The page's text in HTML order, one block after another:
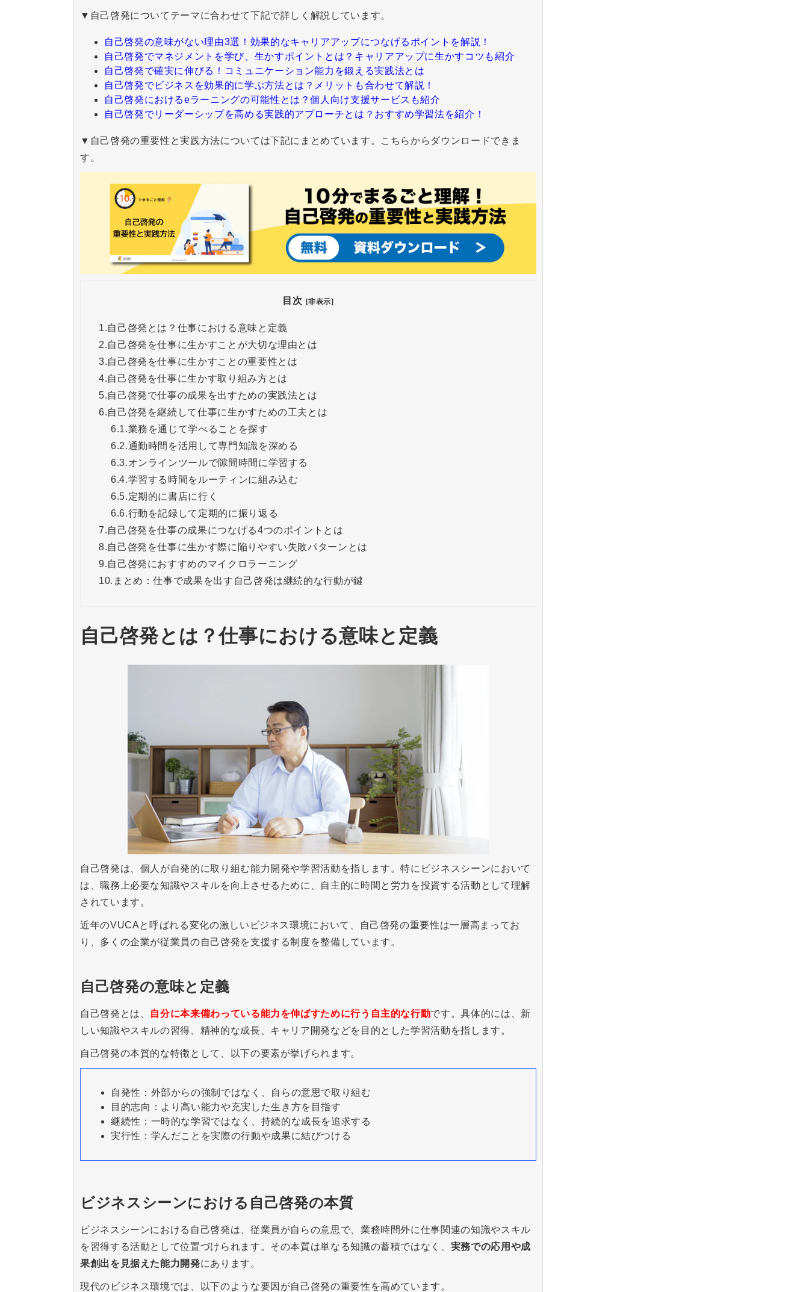
▼自己啓発についてテーマに合わせて下記で詳しく解説しています。
自己啓発の意味がない理由3選！効果的なキャリアアップにつなげるポイントを解説！
自己啓発でマネジメントを学び、生かすポイントとは？キャリアアップに生かすコツも紹介
自己啓発で確実に伸びる！コミュニケーション能力を鍛える実践法とは
自己啓発でビジネスを効果的に学ぶ方法とは？メリットも合わせて解説！
自己啓発におけるeラーニングの可能性とは？個人向け支援サービスも紹介
自己啓発でリーダーシップを高める実践的アプローチとは？おすすめ学習法を紹介！
▼自己啓発の重要性と実践方法については下記にまとめています。こちらからダウンロードできま
す。
目次 [非表示]
1.自己啓発とは？仕事における意味と定義
2.自己啓発を仕事に生かすことが大切な理由とは
3.自己啓発を仕事に生かすことの重要性とは
4.自己啓発を仕事に生かす取り組み方とは
5.自己啓発で仕事の成果を出すための実践法とは
6.自己啓発を継続して仕事に生かすための工夫とは
6.1.業務を通じて学べることを探す
6.2.通勤時間を活用して専門知識を深める
6.3.オンラインツールで隙間時間に学習する
6.4.学習する時間をルーティンに組み込む
6.5.定期的に書店に行く
6.6.行動を記録して定期的に振り返る
7.自己啓発を仕事の成果につなげる4つのポイントとは
8.自己啓発を仕事に生かす際に陥りやすい失敗パターンとは
9.自己啓発におすすめのマイクロラーニング
10. まとめ：仕事で成果を出す自己啓発は継続的な行動が鍵
自己啓発とは？仕事における意味と定義
自己啓発は、個人が自発的に取り組む能力開発や学習活動を指します。特にビジネスシーンにおいて
は、職務上必要な知識やスキルを向上させるために、自主的に時間と労力を投資する活動として理解
されています。
近年のVUCAと呼ばれる変化の激しいビジネス環境において、自己啓発の重要性は一層高まってお
り、多くの企業が従業員の自己啓発を支援する制度を整備しています。
自己啓発の意味と定義
自己啓発とは、 自分に本来備わっている能力を伸ばすために行う自主的な行動です。具体的には、新
しい知識やスキルの習得、精神的な成長、キャリア開発などを目的とした学習活動を指します。
自己啓発の本質的な特徴として、以下の要素が挙げられます。
自発性：外部からの強制ではなく、自らの意思で取り組む
目的志向：より高い能力や充実した生き方を目指す
継続性：一時的な学習ではなく、持続的な成長を追求する
実行性：学んだことを実際の行動や成果に結びつける
ビジネスシーンにおける自己啓発の本質
ビジネスシーンにおける自己啓発は、従業員が自らの意思で、業務時間外に仕事関連の知識やスキル
を習得する活動として位置づけられます。その本質は単なる知識の蓄積ではなく、 実務での応用や成
果創出を見据えた能力開発にあります。
現代のビジネス環境では、以下のような要因が自己啓発の重要性を高めています。